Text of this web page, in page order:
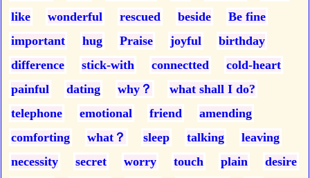
like
wonderful rescued beside
Be fine
important
hug Praise joyful
birthday
difference
stick-with connectted
cold-heart
painful
dating why？
what shall I do?
telephone
emotional friend
amending
comforting
what？ sleep talking
leaving
necessity
secret worry touch plain
desire